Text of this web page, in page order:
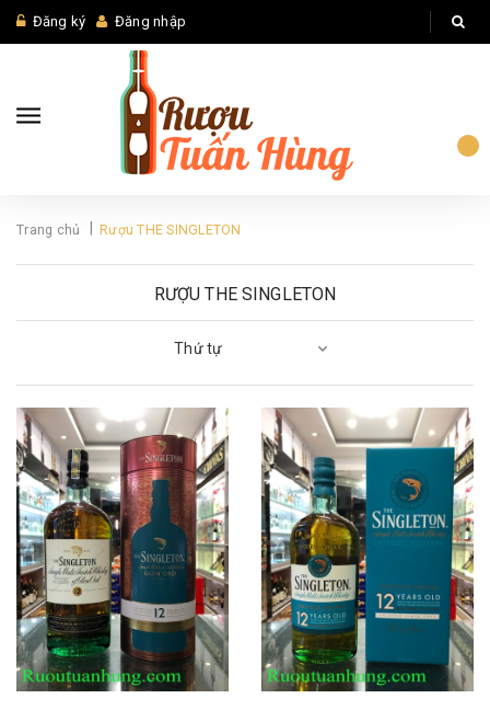
Đăng ký Đăng nhập
Trang chủ Rượu THE SINGLETON
RƯỢU THE SINGLETON
Thứ tự